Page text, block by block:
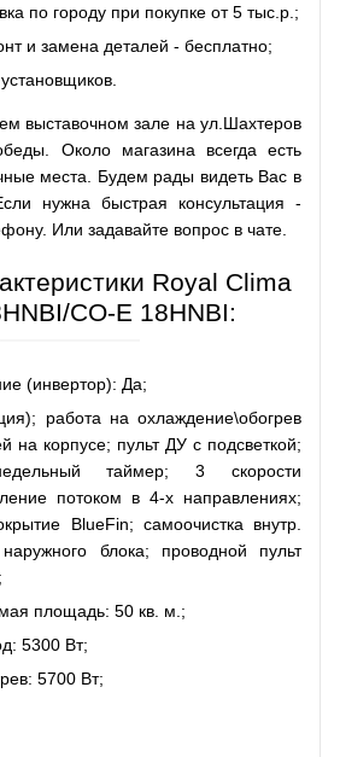
по городу при покупке от 5 тыс.р.;
и замена деталей - бесплатно;
выставочном зале на ул.Шахтеров
Около магазина всегда есть
места. Будем рады видеть Вас в
нужна быстрая консультация -
Или задавайте вопрос в чате.
Royal Clima
CO-E 18HNBI:
(инвертор): Да;
работа на охлаждение\обогрев
на корпусе; пульт ДУ с подсветкой;
таймер; 3 скорости
потоком в 4-х направлениях;
BlueFin; самоочистка внутр.
блока; проводной пульт
площадь: 50 кв. м.;
5300 Вт;
5700 Вт;